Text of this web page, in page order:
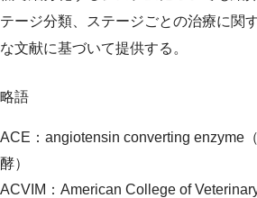
テージ分類、ステージごとの治療に関
な文献に基づいて提供する。
略語
ACE：angiotensin converting enzyme
酵）
ACVIM：American College of